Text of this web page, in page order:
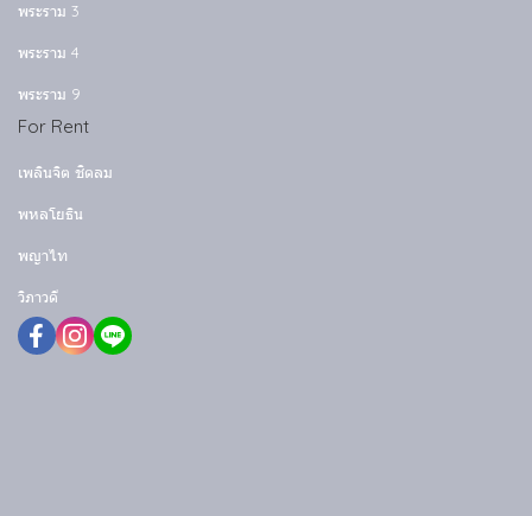
พระราม 3
พระราม 4
พระราม 9
For Rent
เพลินจิต ชิดลม
พหลโยธิน
พญาไท
วิภาวดี